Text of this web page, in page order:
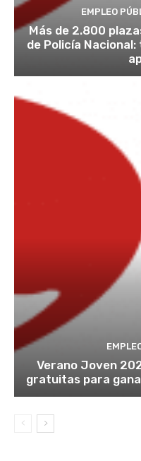
EMPLEO
Más de 2.800
de Policía
Verano Joven
gratuitas para